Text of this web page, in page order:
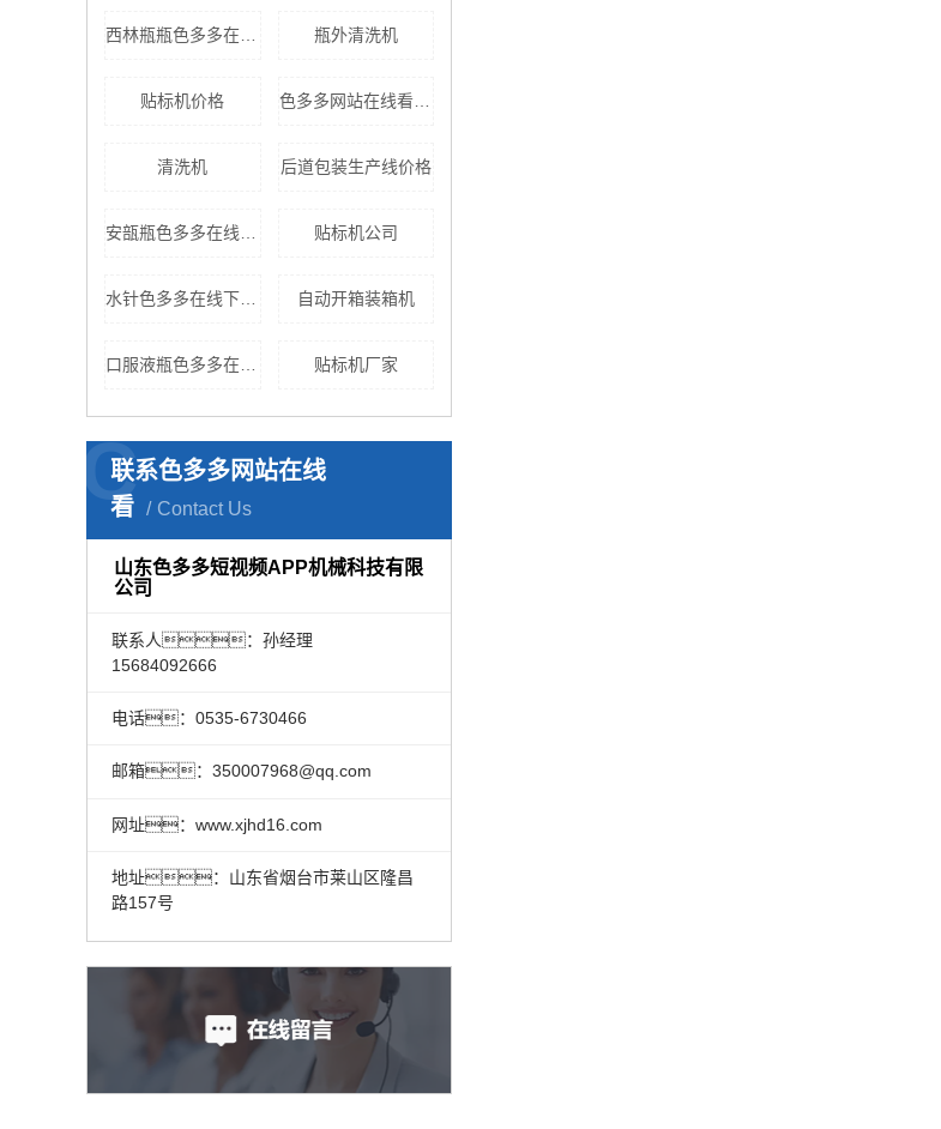
瓶外清洗机
贴标机价格 色多多网站在线看厂家
清洗机 后道包装生产线价格
贴标机公司
自动开箱装箱机
贴标机厂家
联系色多多网站在线
看
Contact Us
C
山东色多多短视频APP机械科技有限
公司
联系人：孙经理
15684092666
电话：0535-6730466
邮箱：350007968@qq.com
网址：www.xjhd16.com
地址：山东省烟台市莱山区隆昌
路157号